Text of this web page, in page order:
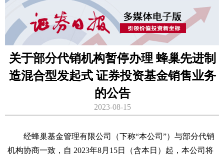
关于部分代销机构暂停办理 蜂巢先进制
造混合型发起式 证券投资基金销售业务
的公告
2023-08-15
经蜂巢基金管理有限公司（下称“本公司”）与部分代销
机构协商一致，自 2023年8月15日（含本日）起，本公司将